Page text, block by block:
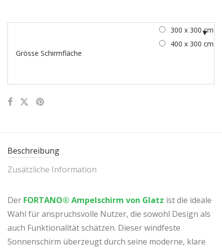
Grösse Schirmfläche
300 x 300 cm
400 x 300 cm
Beschreibung
Zusätzliche Information
Der FORTANO® Ampelschirm von Glatz ist die ideale
Wahl für anspruchsvolle Nutzer, die sowohl Design als
auch Funktionalität schätzen. Dieser windfeste
Sonnenschirm überzeugt durch seine moderne, klare